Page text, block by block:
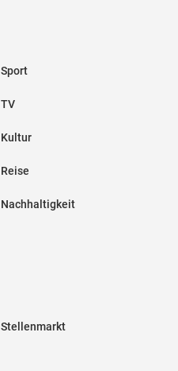
Sport
TV
Kultur
Reise
Nachhaltigkeit
Stellenmarkt